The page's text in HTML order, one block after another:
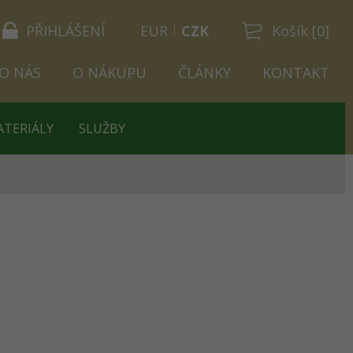
PŘIHLÁŠENÍ Košík [0]
EUR CZK
O NÁS O NÁKUPU ČLÁNKY KONTAKT
SLUŽBY